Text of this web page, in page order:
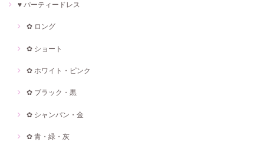
♥ パーティードレス
✿ ロング
✿ ショート
✿ ホワイト・ピンク
✿ ブラック・黒
✿ シャンパン・金
✿ 青・緑・灰